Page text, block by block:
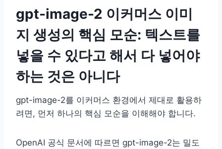
gpt-image-2 이커머스 이미
지 생성의 핵심 모순: 텍스트를
넣을 수 있다고 해서 다 넣어야
하는 것은 아니다
gpt-image-2를 이커머스 환경에서 제대로 활용하
려면, 먼저 하나의 핵심 모순을 이해해야 합니다.
OpenAI 공식 문서에 따르면 gpt-image-2는 밀도